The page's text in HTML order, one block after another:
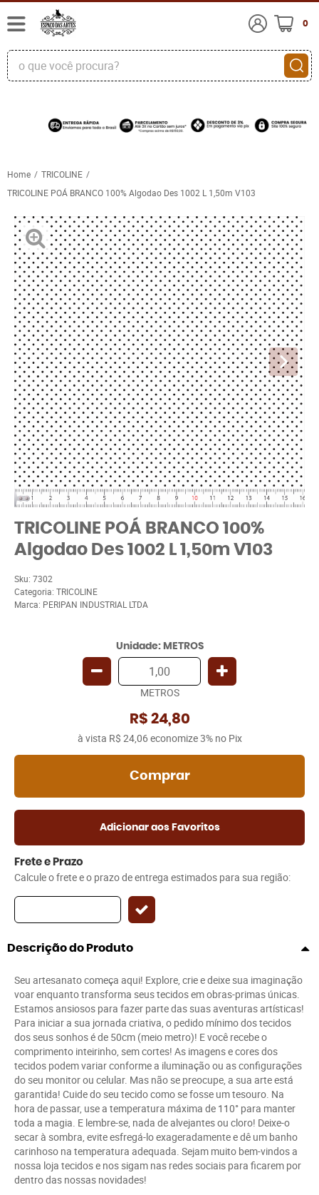
0
Home
TRICOLINE
TRICOLINE POÁ BRANCO 100% Algodao Des 1002 L 1,50m V103
TRICOLINE POÁ BRANCO 100%
Algodao Des 1002 L 1,50m V103
Sku: 7302
Categoria: TRICOLINE
Marca: PERIPAN INDUSTRIAL LTDA
Unidade: METROS
METROS
R$ 24,80
à vista R$ 24,06 economize3% no Pix
Comprar
Adicionar aos Favoritos
Frete e Prazo
Calcule o frete e o prazo de entrega estimados para sua região:
Descrição do Produto
Seu artesanato começa aqui! Explore, crie e deixe sua imaginação
voar enquanto transforma seus tecidos em obras-primas únicas.
Estamos ansiosos para fazer parte das suas aventuras artísticas!
Para iniciar a sua jornada criativa, o pedido mínimo dos tecidos
dos seus sonhos é de 50cm (meio metro)! E você recebe o
comprimento inteirinho, sem cortes! As imagens e cores dos
tecidos podem variar conforme a iluminação ou as configurações
do seu monitor ou celular. Mas não se preocupe, a sua arte está
garantida! Cuide do seu tecido como se fosse um tesouro. Na
hora de passar, use a temperatura máxima de 110° para manter
toda a magia. E lembre-se, nada de alvejantes ou cloro! Deixe-o
secar à sombra, evite esfregá-lo exageradamente e dê um banho
carinhoso na temperatura adequada. Sejam muito bem-vindos a
nossa loja tecidos e nos sigam nas redes sociais para ficarem por
dentro das nossas novidades!